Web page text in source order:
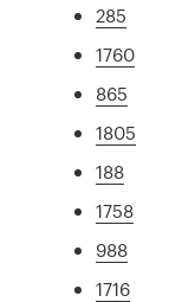
285
1760
865
1805
188
1758
988
1716